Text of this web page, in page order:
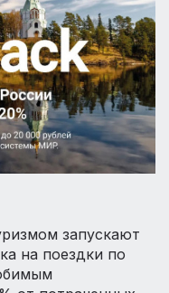
запускают
на поездки по